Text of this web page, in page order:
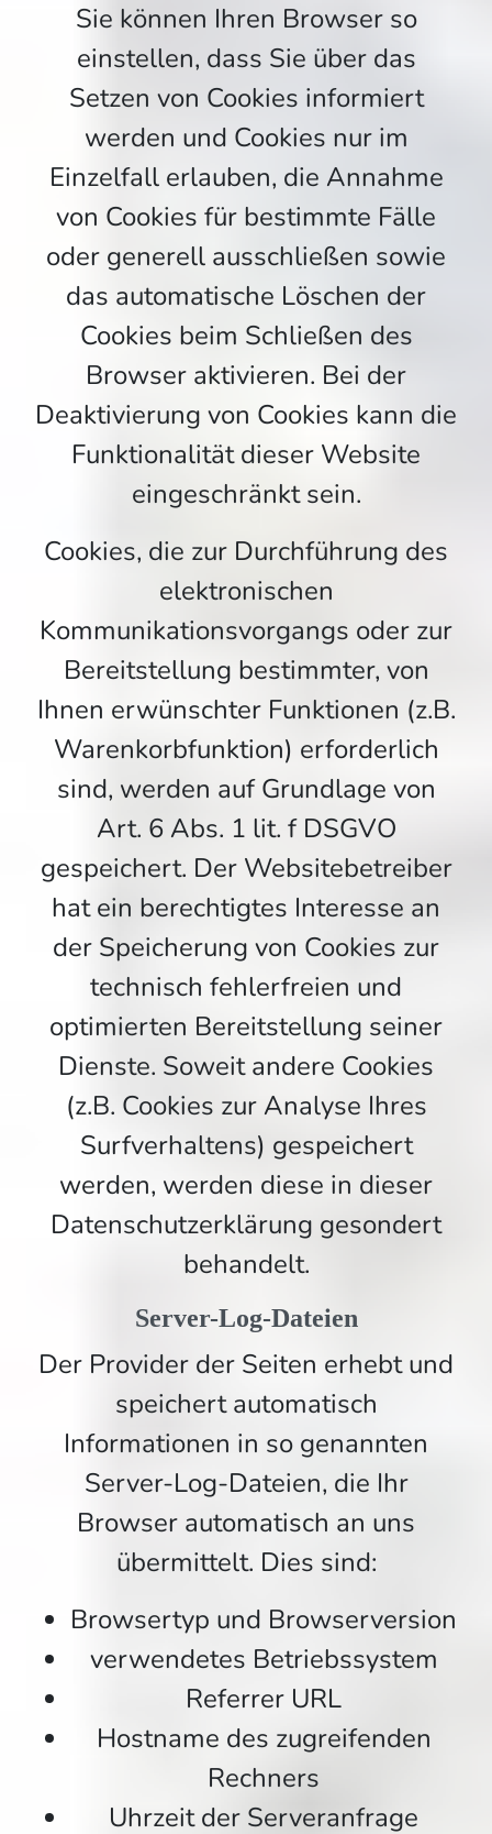
Sie können Ihren Browser so
einstellen, dass Sie über das
Setzen von Cookies informiert
werden und Cookies nur im
Einzelfall erlauben, die Annahme
von Cookies für bestimmte Fälle
oder generell ausschließen sowie
das automatische Löschen der
Cookies beim Schließen des
Browser aktivieren. Bei der
Deaktivierung von Cookies kann die
Funktionalität dieser Website
eingeschränkt sein.
Cookies, die zur Durchführung des
elektronischen
Kommunikationsvorgangs oder zur
Bereitstellung bestimmter, von
Ihnen erwünschter Funktionen (z.B.
Warenkorbfunktion) erforderlich
sind, werden auf Grundlage von
Art. 6 Abs. 1 lit. f DSGVO
gespeichert. Der Websitebetreiber
hat ein berechtigtes Interesse an
der Speicherung von Cookies zur
technisch fehlerfreien und
optimierten Bereitstellung seiner
Dienste. Soweit andere Cookies
(z.B. Cookies zur Analyse Ihres
Surfverhaltens) gespeichert
werden, werden diese in dieser
Datenschutzerklärung gesondert
behandelt.
Server-Log-Dateien
Der Provider der Seiten erhebt und
speichert automatisch
Informationen in so genannten
Server-Log-Dateien, die Ihr
Browser automatisch an uns
übermittelt. Dies sind:
Browsertyp und Browserversion
verwendetes Betriebssystem
Referrer URL
Hostname des zugreifenden
Rechners
Uhrzeit der Serveranfrage